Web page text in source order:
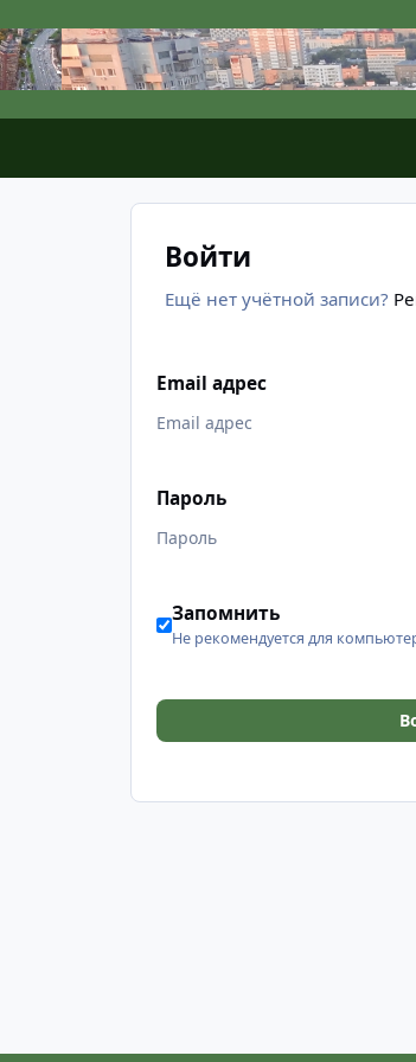
Войти
Ещё нет учётной записи?
Email адрес
Пароль
Запомнить
Не рекомендуется для